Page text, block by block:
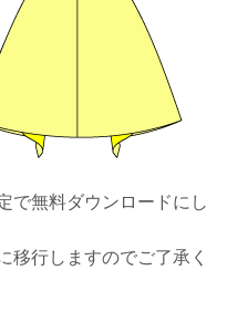
で無料ダウンロードにし
移行しますのでご了承く